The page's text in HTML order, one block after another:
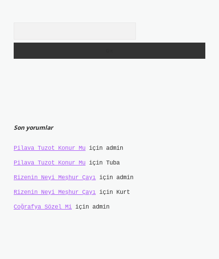
Son yorumlar
Pilava Tuzot Konur Mu için admin
Pilava Tuzot Konur Mu için Tuba
Rizenin Neyi Meşhur Çayı için admin
Rizenin Neyi Meşhur Çayı için Kurt
Coğrafya Sözel Mi için admin